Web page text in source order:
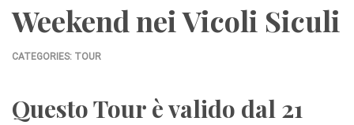
Weekend nei Vicoli Siculi
CATEGORIES: TOUR
Questo Tour è valido dal 21